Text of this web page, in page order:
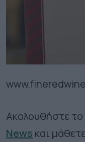
Ακολουθήστε το
News και